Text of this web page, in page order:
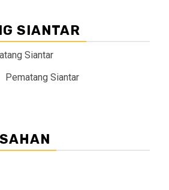
SIANTAR
Pematang Siantar